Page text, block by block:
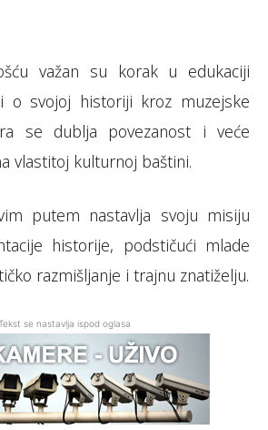
važan su korak u edukaciji
o svojoj historiji kroz muzejske
se dublja povezanost i veće
vlastitoj kulturnoj baštini.
putem nastavlja svoju misiju
historije, podstičući mlade
razmišljanje i trajnu znatiželju.
Tekst se nastavlja ispod oglasa